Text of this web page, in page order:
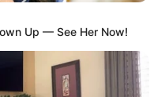
Up — See Her Now!